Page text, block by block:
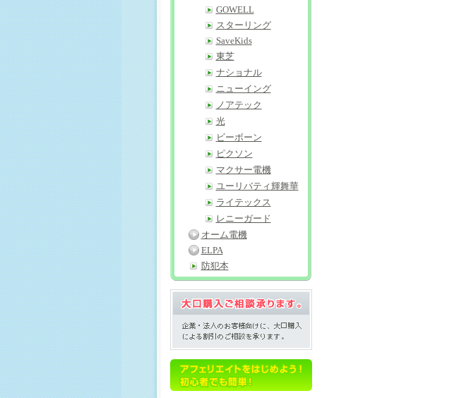
GOWELL
スターリング
SaveKids
東芝
ナショナル
ニューイング
ノアテック
光
ビーボーン
ピクソン
マクサー電機
ユーリバティ輝舞華
ライテックス
レニーガード
オーム電機
ELPA
防犯本